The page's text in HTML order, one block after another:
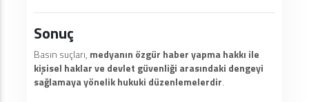
Sonuç
Basın suçları, medyanın özgür haber yapma hakkı ile
kişisel haklar ve devlet güvenliği arasındaki dengeyi
sağlamaya yönelik hukuki düzenlemelerdir.